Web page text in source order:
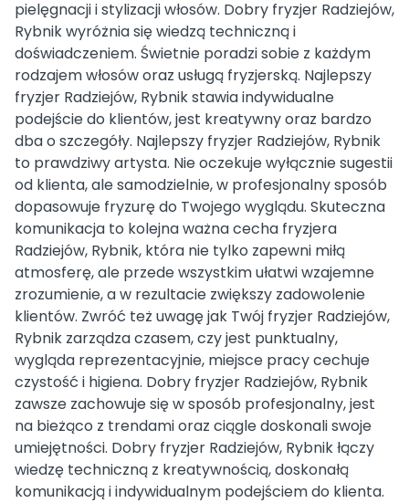
pielęgnacji i stylizacji włosów. Dobry fryzjer Radziejów,
Rybnik wyróżnia się wiedzą techniczną i
doświadczeniem. Świetnie poradzi sobie z każdym
rodzajem włosów oraz usługą fryzjerską. Najlepszy
fryzjer Radziejów, Rybnik stawia indywidualne
podejście do klientów, jest kreatywny oraz bardzo
dba o szczegóły. Najlepszy fryzjer Radziejów, Rybnik
to prawdziwy artysta. Nie oczekuje wyłącznie sugestii
od klienta, ale samodzielnie, w profesjonalny sposób
dopasowuje fryzurę do Twojego wyglądu. Skuteczna
komunikacja to kolejna ważna cecha fryzjera
Radziejów, Rybnik, która nie tylko zapewni miłą
atmosferę, ale przede wszystkim ułatwi wzajemne
zrozumienie, a w rezultacie zwiększy zadowolenie
klientów. Zwróć też uwagę jak Twój fryzjer Radziejów,
Rybnik zarządza czasem, czy jest punktualny,
wygląda reprezentacyjnie, miejsce pracy cechuje
czystość i higiena. Dobry fryzjer Radziejów, Rybnik
zawsze zachowuje się w sposób profesjonalny, jest
na bieżąco z trendami oraz ciągle doskonali swoje
umiejętności. Dobry fryzjer Radziejów, Rybnik łączy
wiedzę techniczną z kreatywnością, doskonałą
komunikacją i indywidualnym podejściem do klienta.